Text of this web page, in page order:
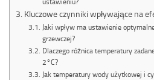
ustawieniu?
Kluczowe czynniki wpływające na
Jaki wpływ ma ustawienie
grzewczej?
Dlaczego różnica temperatury
2°C?
Jak temperatury wody użytkowej i